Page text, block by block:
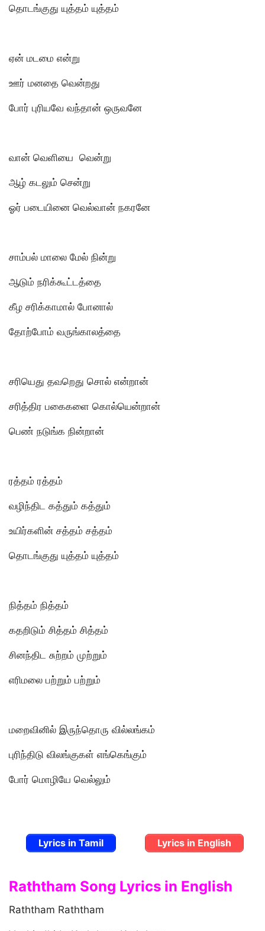
தொடங்குது யுத்தம் யுத்தம்
ஏன் மடமை என்று
ஊர் மனதை வென்றது
போர் புரியவே வந்தான் ஒருவனே
வான் வெளியை வென்று
ஆழ் கடலும் சென்று
ஓர் படையினை வெல்வான் நகரனே
சாம்பல் மாலை மேல் நின்று
ஆடும் நரிக்கூட்டத்தை
கீழ சரிக்காமால் போனால்
தோற்போம் வருங்காலத்தை
சரியெது தவறெது சொல் என்றான்
சரித்திர பகைகளை கொல்யென்றான்
பெண் நடுங்க நின்றான்
ரத்தம் ரத்தம்
வழிந்திட கத்தும் கத்தும்
உயிர்களின் சத்தம் சத்தம்
தொடங்குது யுத்தம் யுத்தம்
நித்தம் நித்தம்
கதறிடும் சித்தம் சித்தம்
சினந்திட சுற்றம் முற்றும்
எரிமலை பற்றும் பற்றும்
மறைவினில் இருந்தொரு வில்லங்கம்
புரிந்திடு விலங்குகள் எங்கெங்கும்
போர் மொழியே வெல்லும்
Lyrics in Tamil Lyrics in English
Raththam Song Lyrics in English
Raththam Raththam